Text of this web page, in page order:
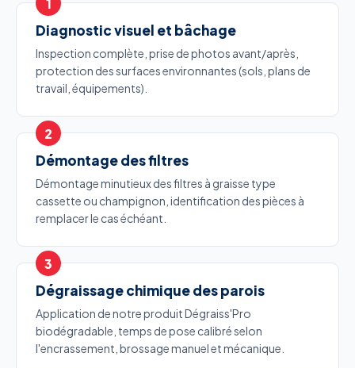
Diagnostic visuel et bâchage
Inspection complète, prise de photos avant/après,
protection des surfaces environnantes (sols, plans de
travail, équipements).
Démontage des filtres
Démontage minutieux des filtres à graisse type
cassette ou champignon, identification des pièces à
remplacer le cas échéant.
Dégraissage chimique des parois
Application de notre produit Dégraiss'Pro
biodégradable, temps de pose calibré selon
l'encrassement, brossage manuel et mécanique.